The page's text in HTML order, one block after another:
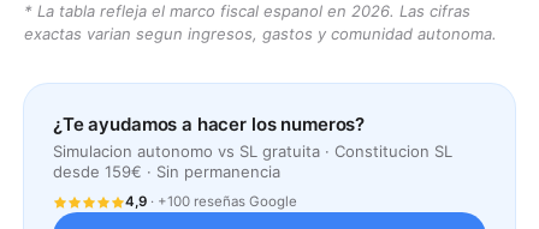
* La tabla refleja el marco fiscal espanol en 2026. Las cifras
exactas varian segun ingresos, gastos y comunidad autonoma.
¿Te ayudamos a hacer los numeros?
Simulacion autonomo vs SL gratuita · Constitucion SL
desde 159€ · Sin permanencia
4,9 · +100 reseñas Google